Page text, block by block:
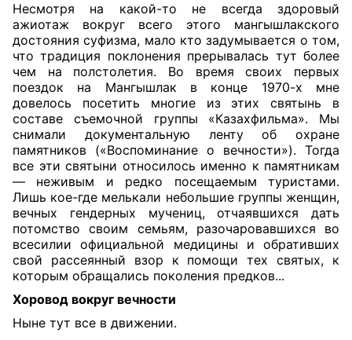
Несмотря на какой-то не всегда здоровый
ажиотаж вокруг всего этого мангышлакского
достояния суфизма, мало кто задумывается о том,
что традиция поклонения прерывалась тут более
чем на полстолетия. Во время своих первых
поездок на Мангышлак в конце 1970-х мне
довелось посетить многие из этих святынь в
составе съемочной группы «Казахфильма». Мы
снимали документальную ленту об охране
памятников («Воспоминание о вечности»). Тогда
все эти святыни относилось именно к памятникам
— неживым и редко посещаемым туристами.
Лишь кое-где мелькали небольшие группы женщин,
вечных гендерных мучениц, отчаявшихся дать
потомство своим семьям, разочаровавшихся во
всесилии официальной медицины и обративших
свой рассеянный взор к помощи тех святых, к
которым обращались поколения предков...
Хоровод вокруг вечности
Ныне тут все в движении.